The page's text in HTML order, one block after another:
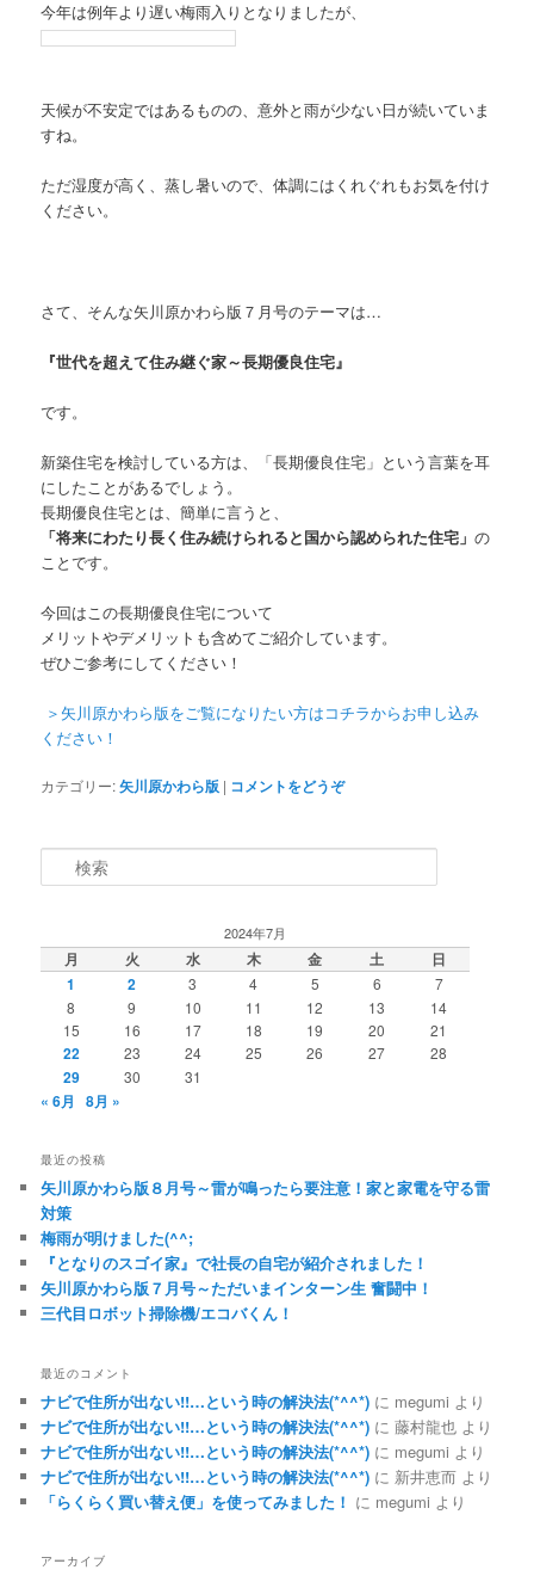
今年は例年より遅い梅雨入りとなりましたが、
天候が不安定ではあるものの、意外と雨が少ない日が続いていま
すね。
ただ湿度が高く、蒸し暑いので、体調にはくれぐれもお気を付け
ください。
さて、そんな矢川原かわら版７月号のテーマは…
『世代を超えて住み継ぐ家～長期優良住宅』
です。
新築住宅を検討している方は、「長期優良住宅」という言葉を耳
にしたことがあるでしょう。
長期優良住宅とは、簡単に言うと、
「将来にわたり長く住み続けられると国から認められた住宅」の
ことです。
今回はこの長期優良住宅について
メリットやデメリットも含めてご紹介しています。
ぜひご参考にしてください！
＞矢川原かわら版をご覧になりたい方はコチラからお申し込み
ください！
カテゴリー:矢川原かわら版 | コメントをどうぞ
2024年7月
月 火 水 木 金 土
日
1
2 3 4 5 6
7
8
9 10 11 12 13
14
15
16 17 18 19 20 21
22 23 24 25 26 27 28
29 30 31
« 6月 8月 »
最近の投稿
矢川原かわら版８月号～雷が鳴ったら要注意！家と家電を守る雷
対策
梅雨が明けました(^^;
『となりのスゴイ家』で社長の自宅が紹介されました！
矢川原かわら版７月号～ただいまインターン生 奮闘中！
三代目ロボット掃除機/エコバくん！
最近のコメント
ナビで住所が出ない!!…という時の解決法(*^^*) に megumi より
ナビで住所が出ない!!…という時の解決法(*^^*) に藤村龍也 より
ナビで住所が出ない!!…という時の解決法(*^^*) に megumi より
ナビで住所が出ない!!…という時の解決法(*^^*) に 新井恵而 より
「らくらく買い替え便」を使ってみました！ に megumi より
アーカイブ